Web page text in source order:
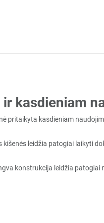
kasdieniam
pritaikyta kasdieniam
leidžia patogiai laikyti
konstrukcija leidžia patogiai